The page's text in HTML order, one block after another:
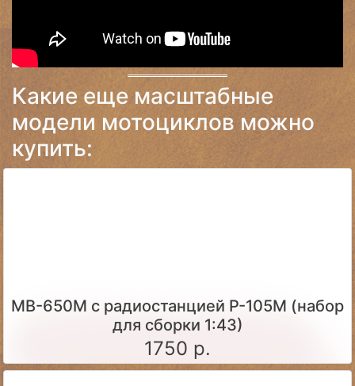
Какие еще масштабные
модели мотоциклов можно
купить:
МВ-650М с радиостанцией Р-105М (набор
для сборки 1:43)
1750 р.